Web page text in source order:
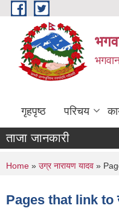
Skip to main content
गृहपृष्ठ परिचय
ताजा जानकारी
You are here
Home » उग्र नारायण यादव »
Pages that link to